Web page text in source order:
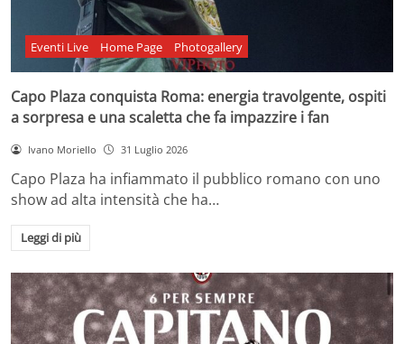
Eventi Live Home Page Photogallery
Capo Plaza conquista Roma: energia travolgente, ospiti
a sorpresa e una scaletta che fa impazzire i fan
Ivano Moriello 31 Luglio 2026
Capo Plaza ha infiammato il pubblico romano con uno
show ad alta intensità che ha…
Leggi di più